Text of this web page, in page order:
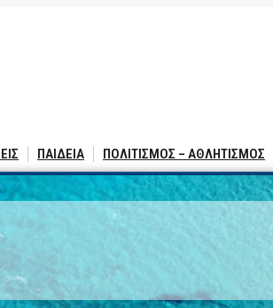
ΠΑΙΔΕΙΑ ΠΟΛΙΤΙΣΜΟΣ – ΑΘΛΗΤΙΣΜΟΣ